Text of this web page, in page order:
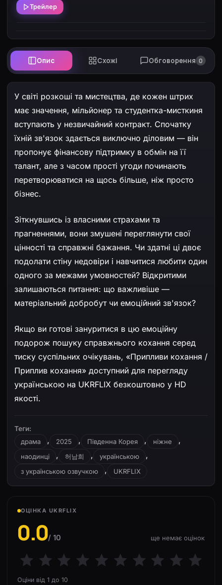
Трейлер
Опис Схожі Обговорення 0
У світі розкоші та мистецтва, де кожен штрих
має значення, мільйонер та студентка-мисткиня
вступають у незвичайний контракт. Спочатку
їхній зв'язок здається виключно діловим — він
пропонує фінансову підтримку в обмін на її
талант, але з часом прості угоди починають
перетворюватися на щось більше, ніж просто
бізнес.
Зіткнувшись із власними страхами та
прагненнями, вони змушені переглянути свої
цінності та справжні бажання. Чи здатні ці двоє
подолати стіну недовіри і навчитися любити один
одного за межами умовностей? Відкритими
залишаються питання: що важливіше —
матеріальний добробут чи емоційний зв'язок?
Якщо ви готові зануритися в цю емоційну
подорож пошуку справжнього кохання серед
тиску суспільних очікувань, «Припливи кохання /
Приплив кохання» доступний для перегляду
українською на UKRFLIX безкоштовно у HD
якості.
Теги:
драма
, 2025 , Південна Корея , ніжне ,
наодинці , 허남희 , українською ,
з українською озвучкою , UKRFLIX
ОЦІНКА UKRFLIX
0.0/ 10 ще немає оцінок
Оціни від 1 до 10